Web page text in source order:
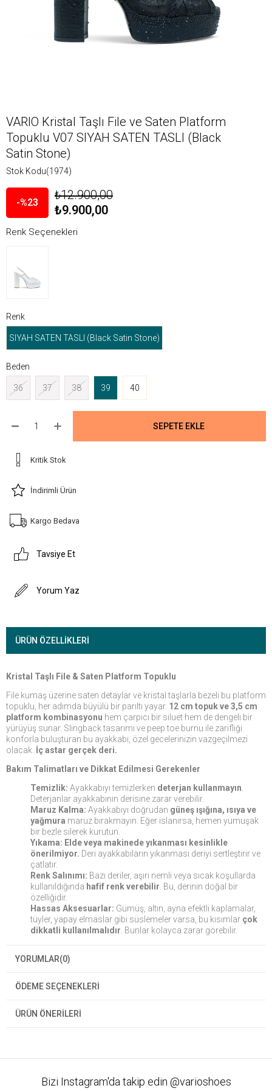
VARIO Kristal Taşlı File ve Saten Platform
Topuklu V07 SIYAH SATEN TASLI (Black
Satin Stone)
Stok Kodu(1974)
23
₺12.900,00
₺9.900,00
Renk Seçenekleri
Renk
SIYAH SATEN TASLI (Black Satin Stone)
Beden
36 37 38 39 40
Kritik Stok
İndirimli Ürün
Kargo Bedava
Tavsiye Et
Yorum Yaz
ÜRÜN ÖZELLIKLERI
Kristal Taşlı File & Saten Platform Topuklu
File kumaş üzerine saten detaylar ve kristal taşlarla bezeli bu platform
topuklu, her adımda büyülü bir parıltı yayar. 12 cm topuk ve 3,5 cm
platform kombinasyonu hem çarpıcı bir siluet hem de dengeli bir
yürüyüş sunar. Slingback tasarımı ve peep toe burnu ile zarifliği
konforla buluşturan bu ayakkabı, özel gecelerinizin vazgeçilmezi
olacak. İç astar gerçek deri.
Bakım Talimatları ve Dikkat Edilmesi Gerekenler
Temizlik: Ayakkabıyı temizlerken deterjan kullanmayın
Deterjanlar ayakkabının derisine zarar verebilir.
Maruz Kalma: Ayakkabıyı doğrudan güneş ışığına, ısıya ve
yağmura maruz bırakmayın. Eğer ıslanırsa, hemen yumuşak
bir bezle silerek kurutun.
Yıkama: Elde veya makinede yıkanması kesinlikle
önerilmiyor. Deri ayakkabıların yıkanması deriyi sertleştirir ve
çatlatır.
Renk Salınımı: Bazı deriler, aşırı nemli veya sıcak koşullarda
kullanıldığında hafif renk verebilir . Bu, derinin doğal bir
özelliğidir.
Hassas Aksesuarlar: Gümüş, altın, ayna efektli kaplamalar,
tüyler, yapay elmaslar gibi süslemeler varsa, bu kısımlar çok
dikkatli kullanılmalıdır . Bunlar kolayca zarar görebilir.
YORUMLAR(0)
ÖDEME SEÇENEKLERI
ÜRÜN ÖNERILERI
Bizi Instagram'da takip edin @varioshoes